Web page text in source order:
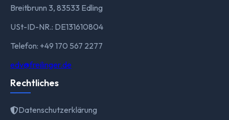
Breitbrunn 3, 83533 Edling
USt-ID-NR.: DE131610804
Telefon: +49 170 567 2277
edv@freilinger.de
Rechtliches
Datenschutzerklärung